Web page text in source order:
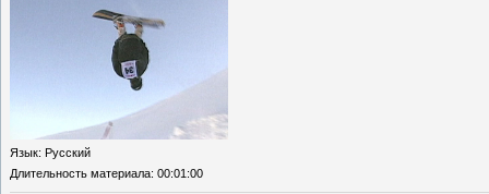
Язык: Русский
Длительность материала: 00:01:00